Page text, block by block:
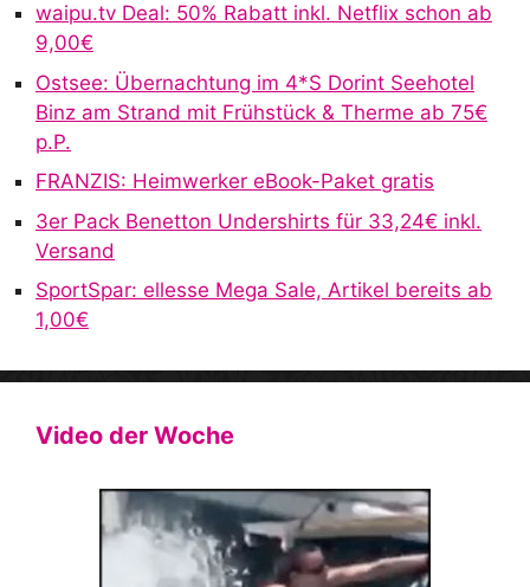
t waipu.tv Deal: 50% Rabatt inkl. Netflix schon ab
9,00€
Ostsee: Übernachtung im 4*S Dorint Seehotel
Binz am Strand mit Frühstück & Therme ab 75€
p.P.
FRANZIS: Heimwerker eBook-Paket gratis
3er Pack Benetton Undershirts für 33,24€ inkl.
Versand
SportSpar: ellesse Mega Sale, Artikel bereits ab
1,00€
Video der Woche